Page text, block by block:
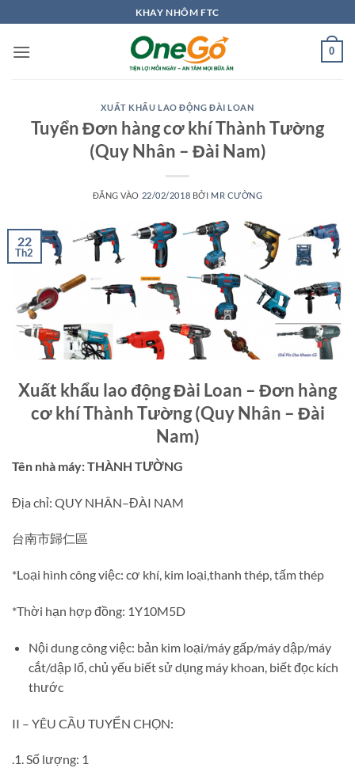
qua
nội
KHAY NHÔM FTC
0
XUẤT KHẨU LAO ĐỘNG ĐÀI LOAN
Tuyển Đơn hàng cơ khí Thành Tường
(Quy Nhân – Đài Nam)
ĐĂNG VÀO 22/02/2018 BỞI MR CƯỜNG
22
Th2
Xuất khẩu lao động Đài Loan – Đơn hàng
cơ khí Thành Tường (Quy Nhân – Đài
Nam)
Tên nhà máy: THÀNH TƯỜNG
Địa chỉ: QUY NHÂN–ĐÀI NAM
台南市歸仁區
*Loại hình công việc: cơ khí, kim loại,thanh thép, tấm thép
*Thời hạn hợp đồng: 1Y10M5D
Nội dung công việc: bản kim loại/máy gấp/máy dập/máy
cắt/dập lổ, chủ yếu biết sử dụng máy khoan, biết đọc kích
thước
II – YÊU CẦU TUYỂN CHỌN:
.1. Số lượng: 1